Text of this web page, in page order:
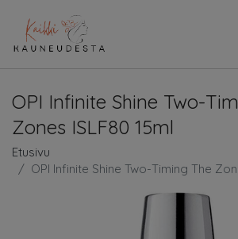
OPI Infinite Shine Two-
Zones ISLF80 15ml
Etusivu
OPI Infinite Shine Two-Timing The